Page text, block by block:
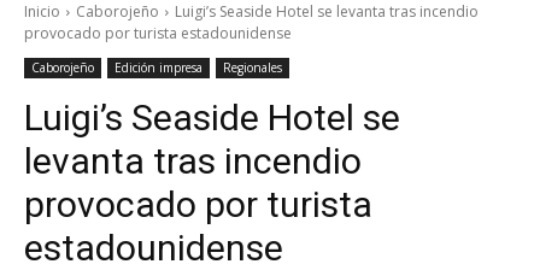
Inicio Caborojeño
Luigi’s Seaside Hotel se levanta tras incendio
provocado por turista estadounidense
Caborojeño Edición impresa Regionales
Luigi’s Seaside Hotel se
levanta tras incendio
provocado por turista
estadounidense